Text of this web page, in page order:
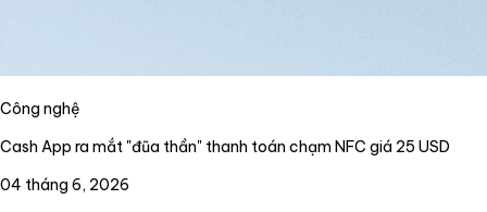
Công nghệ
Cash App ra mắt "đũa thần" thanh toán chạm NFC giá 25 USD
04 tháng 6, 2026